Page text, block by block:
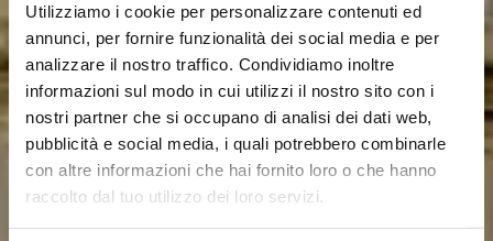
Utilizziamo i cookie per personalizzare contenuti ed
annunci, per fornire funzionalità dei social media e per
analizzare il nostro traffico. Condividiamo inoltre
informazioni sul modo in cui utilizzi il nostro sito con i
nostri partner che si occupano di analisi dei dati web,
pubblicità e social media, i quali potrebbero combinarle
con altre informazioni che hai fornito loro o che hanno
raccolto dal tuo utilizzo dei loro servizi.